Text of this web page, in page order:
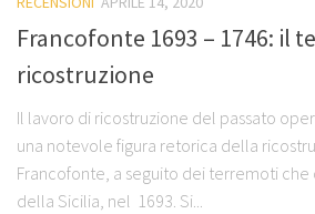
Francofonte 1693 – 1746: il
ricostruzione
Il lavoro di ricostruzione del passato
una notevole figura retorica della
Francofonte, a seguito dei terremoti
della Sicilia, nel 1693. Si...